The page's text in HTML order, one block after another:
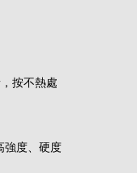
按不熱處
強度、硬度